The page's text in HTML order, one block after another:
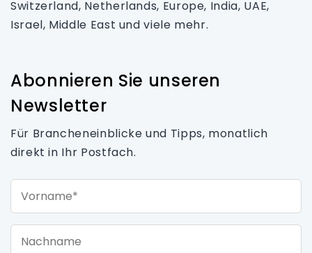
Switzerland, Netherlands, Europe, India, UAE,
Israel, Middle East und viele mehr.
Abonnieren Sie unseren
Newsletter
Für Brancheneinblicke und Tipps, monatlich
direkt in Ihr Postfach.
Nachname